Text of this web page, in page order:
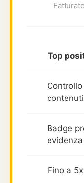
Top
contenuti
Badge
evidenza
Fino a